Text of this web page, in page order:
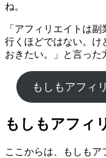
ね。
「アフィリエイトは
行くほどではない。け
おきたい。」と言った
もしもアフィ
もしもアフィ
ここからは、もしもア